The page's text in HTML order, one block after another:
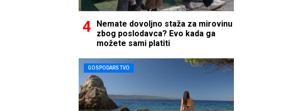
Nemate dovoljno staža za mirovinu
zbog poslodavca? Evo kada ga
možete sami platiti
GOSPODARSTVO